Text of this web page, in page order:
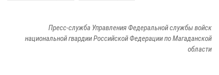
Пресс-служба Управления Федеральной службы войск
национальной гвардии Российской Федерации по Магаданской
области